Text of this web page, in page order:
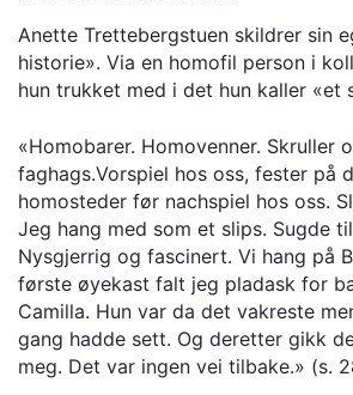
Anette Trettebergstuen skildrer sin
historie». Via en homofil person i
hun trukket med i det hun kaller «et
«Homobarer. Homovenner. Skruller
faghags.Vorspiel hos oss, fester på
homosteder før nachspiel hos oss.
Jeg hang med som et slips. Sugde
Nysgjerrig og fascinert. Vi hang på
første øyekast falt jeg pladask for
Camilla. Hun var da det vakreste
gang hadde sett. Og deretter gikk
meg. Det var ingen vei tilbake.» (s.